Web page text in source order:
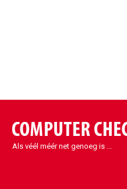
Als véél méér net genoeg is ...